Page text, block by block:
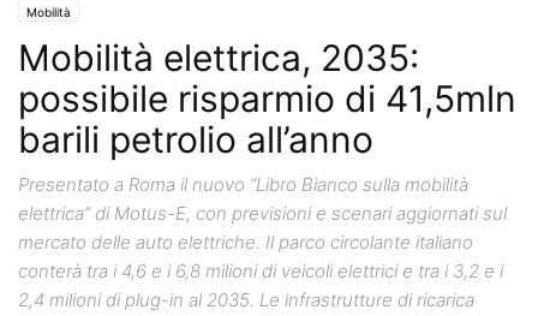
Mobilità
Mobilità elettrica, 2035:
possibile risparmio di 41,5mln
barili petrolio all’anno
Presentato a Roma il nuovo “Libro Bianco sulla mobilità
elettrica” di Motus-E, con previsioni e scenari aggiornati sul
mercato delle auto elettriche. Il parco circolante italiano
conterà tra i 4,6 e i 6,8 milioni di veicoli elettrici e tra i 3,2 e i
2,4 milioni di plug-in al 2035. Le infrastrutture di ricarica